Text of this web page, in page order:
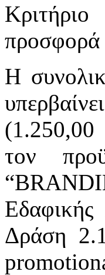
προσφορά
Η
(1.250,00
τον
Δράση